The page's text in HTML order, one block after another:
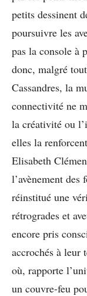
petits dessinent
poursuivre les
pas la console à
donc, malgré
Cassandres, la
connectivité ne
la créativité ou
elles la
Elisabeth
l’avènement
réinstitué une
rétrogrades et
encore pris
accrochés à leur
où, rapporte
un couvre-feu